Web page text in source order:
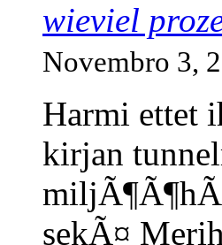
wieviel
Novembro 3,
Harmi ettet
kirjan
sekÃ¤